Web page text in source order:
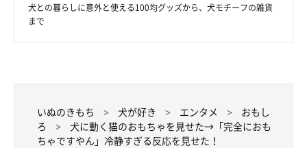
犬との暮らしに意外と使える100均グッズから、犬モチーフの雑貨
まで
いぬのきもち 犬が好き エンタメ
おもし
ろ
犬に動く猫のおもちゃを見せた→「完全におも
ちゃですやん」冷静すぎる反応を見せた！